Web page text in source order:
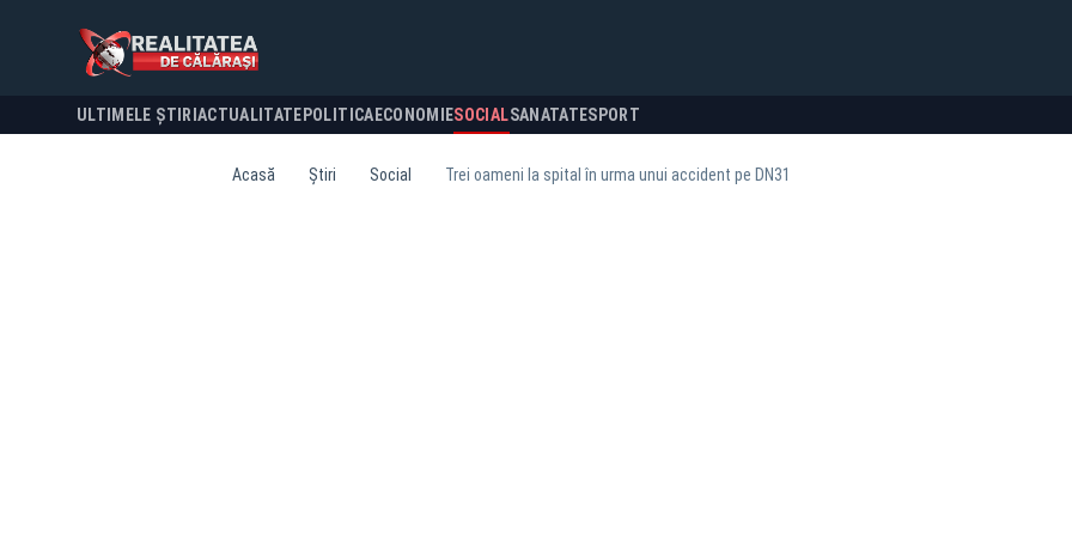
ULTIMELE ȘTIRI ACTUALITATE POLITICA ECONOMIESOCIALSANATATESPORT
Acasă Știri Social Trei oameni la spital în urma unui accident pe DN31